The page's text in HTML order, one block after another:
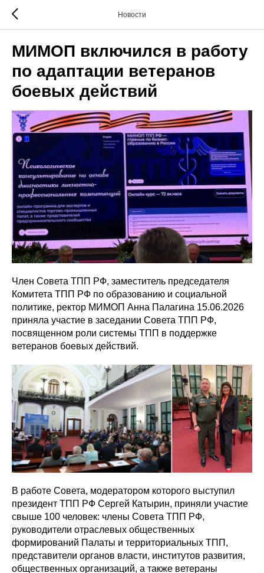
Новости
МИМОП включился в работу
по адаптации ветеранов
боевых действий
Член Совета ТПП РФ, заместитель председателя
Комитета ТПП РФ по образованию и социальной
политике, ректор МИМОП Анна Палагина 15.06.2026
приняла участие в заседании Совета ТПП РФ,
посвященном роли системы ТПП в поддержке
ветеранов боевых действий.
В работе Совета, модератором которого выступил
президент ТПП РФ Сергей Катырин, приняли участие
свыше 100 человек: члены Совета ТПП РФ,
руководители отраслевых общественных
формирований Палаты и территориальных ТПП,
представители органов власти, институтов развития,
общественных организаций, а также ветераны